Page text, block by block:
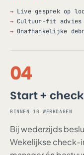
Live gesprek op
Cultuur-fit advies
Onafhankelijke
04
Start +
BINNEN 10 WERKDAGEN
Bij wederzijds
Wekelijkse check-